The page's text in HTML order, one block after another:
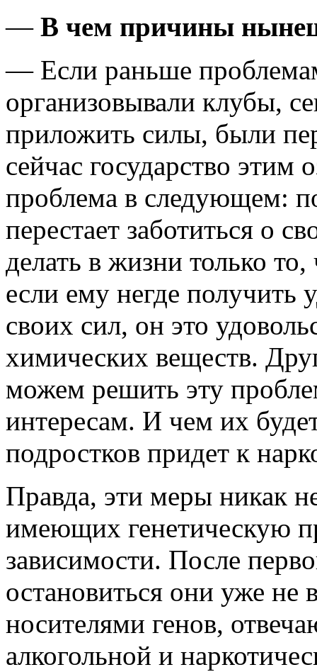
—В чем причины
— Если раньше
организовывали клубы,
приложить силы, были
сейчас государство
проблема в следующем:
перестает заботиться о
делать в жизни только
если ему негде получить
своих сил, он это
химических веществ.
можем решить эту
интересам. И чем их
подростков придет к
Правда, эти меры никак
имеющих генетическую
зависимости. После
остановиться они уже не
носителями генов,
алкогольной и